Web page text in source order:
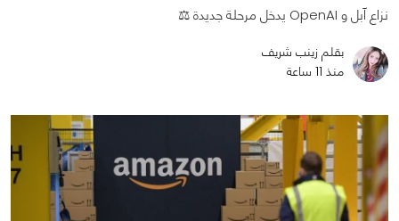
نزاع آبل و OpenAI يدخل مرحلة جديدة ⚖️
بقلم زينب شريف
منذ 11 ساعة